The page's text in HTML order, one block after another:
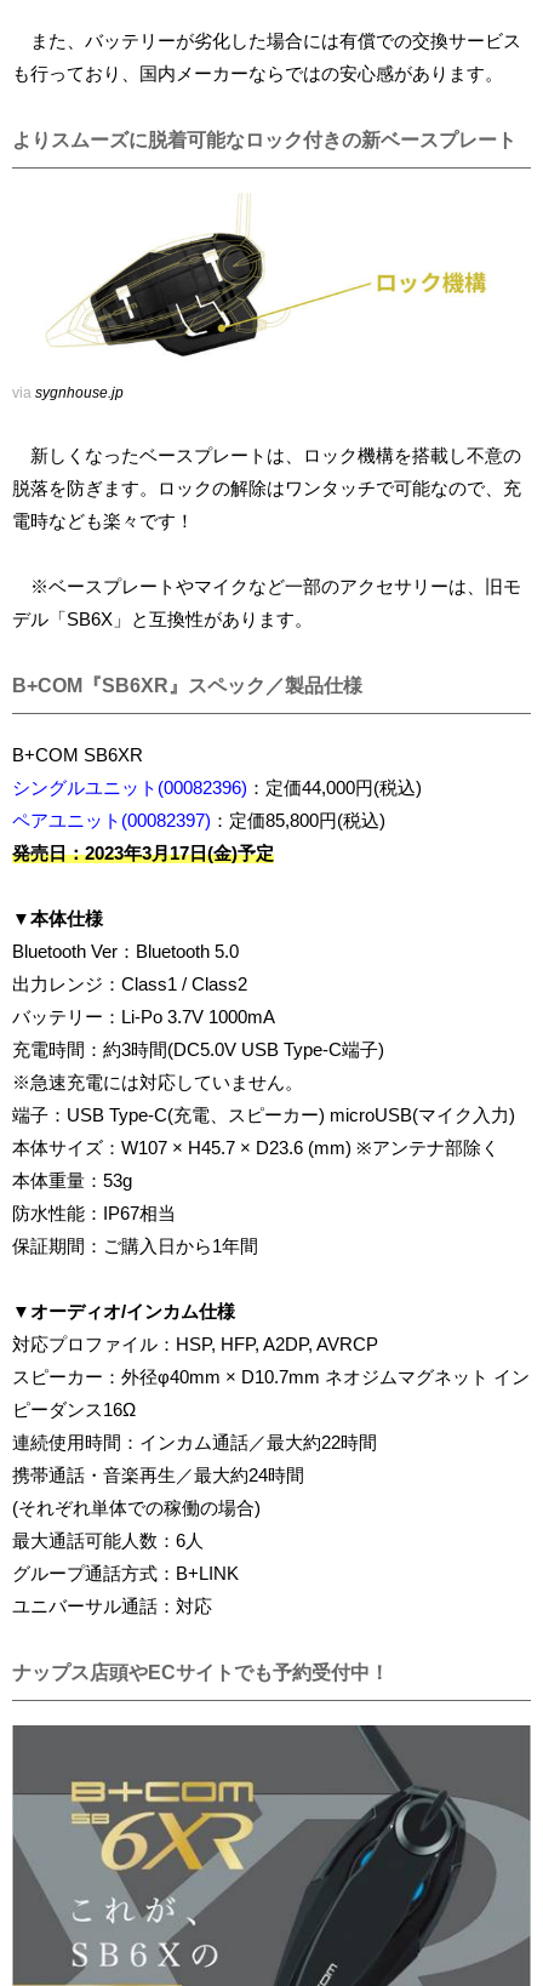
また、バッテリーが劣化した場合には有償での交換サービス
も行っており、国内メーカーならではの安心感があります。
よりスムーズに脱着可能なロック付きの新ベースプレート
via sygnhouse.jp
新しくなったベースプレートは、ロック機構を搭載し不意の
脱落を防ぎます。ロックの解除はワンタッチで可能なので、充
電時なども楽々です！
※ベースプレートやマイクなど一部のアクセサリーは、旧モ
デル「SB6X」と互換性があります。
B+COM『SB6XR』スペック／製品仕様
B+COM SB6XR
シングルユニット(00082396) ：定価44,000円(税込)
ペアユニット(00082397) ：定価85,800円(税込)
発売日：2023年3月17日(金)予定
▼本体仕様
Bluetooth Ver：Bluetooth 5.0
出力レンジ：Class1 / Class2
バッテリー：Li-Po 3.7V 1000mA
充電時間：約3時間(DC5.0V USB Type-C端子)
※急速充電には対応していません。
端子：USB Type-C(充電、スピーカー) microUSB(マイク入力)
本体サイズ：W107 × H45.7 × D23.6 (mm) ※アンテナ部除く
本体重量：53g
防水性能：IP67相当
保証期間：ご購入日から1年間
▼オーディオ/インカム仕様
対応プロファイル：HSP, HFP, A2DP, AVRCP
スピーカー：外径φ40mm × D10.7mm ネオジムマグネット イン
ピーダンス16Ω
連続使用時間：インカム通話／最大約22時間
携帯通話・音楽再生／最大約24時間
(それぞれ単体での稼働の場合)
最大通話可能人数：6人
グループ通話方式：B+LINK
ユニバーサル通話：対応
ナップス店頭やECサイトでも予約受付中！